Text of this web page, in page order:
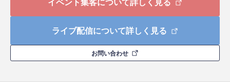
ライブ配信について詳しく見る
お問い合わせ